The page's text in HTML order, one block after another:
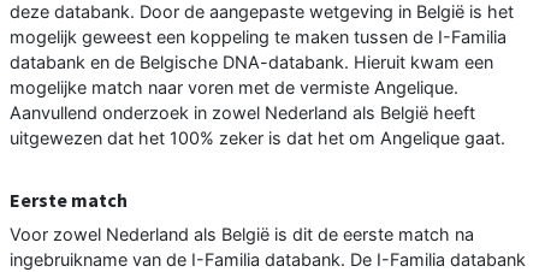
deze databank. Door de aangepaste wetgeving in België is het
mogelijk geweest een koppeling te maken tussen de I-Familia
databank en de Belgische DNA-databank. Hieruit kwam een
mogelijke match naar voren met de vermiste Angelique.
Aanvullend onderzoek in zowel Nederland als België heeft
uitgewezen dat het 100% zeker is dat het om Angelique gaat.
Eerste match
Voor zowel Nederland als België is dit de eerste match na
ingebruikname van de I-Familia databank. De I-Familia databank